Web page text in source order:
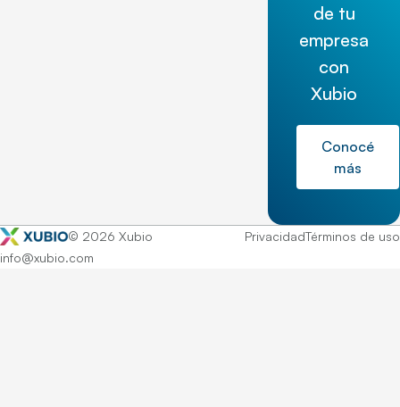
de tu
empresa
con
Xubio
Conocé
más
© 2026 Xubio PrivacidadTérminos de uso
info@xubio.com